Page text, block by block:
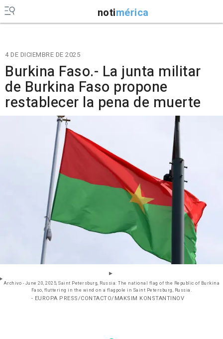
notimérica
4 DE DICIEMBRE DE 2025
Burkina Faso.- La junta militar
de Burkina Faso propone
restablecer la pena de muerte
Archivo - June 20, 2025, Saint Petersburg, Russia: The national flag of the Republic of Burkina
Faso, fluttering in the wind on a flagpole in Saint Petersburg, Russia.
- EUROPA PRESS/CONTACTO/MAKSIM KONSTANTINOV